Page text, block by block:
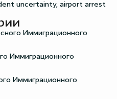
uncertainty, airport arrest
Иммиграционного
Иммиграционного
Иммиграционного